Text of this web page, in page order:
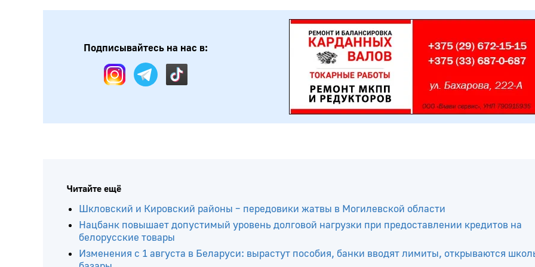
Подписывайтесь на нас в:
Читайте ещё
Шкловский и Кировский районы – передовики жатвы в Могилевской области
Нацбанк повышает допустимый уровень долговой нагрузки при предоставлении кредитов на
белорусские товары
Изменения с 1 августа в Беларуси: вырастут пособия, банки вводят лимиты, открываются